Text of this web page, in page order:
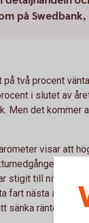
på
två procent
i slutet av
Men det kommer
visar att
stigit till nivåer
fart nästa år är att
sänka räntorna.